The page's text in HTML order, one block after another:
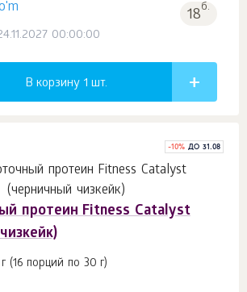
18б.
00:00:00
В корзину 1 шт.
-10% ДО 31.08
протеин Fitness Catalyst
(16 порций по 30 г)